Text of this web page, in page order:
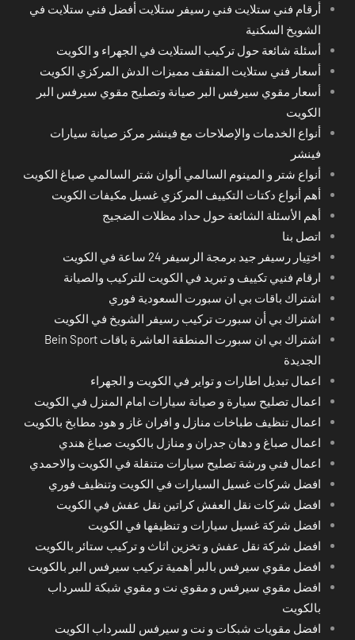
أرقام فني ستلايت فني رسيفر ستلايت أفضل فني ستلايت في
الشويخ السكنية
أسئلة شائعة حول تركيب الستلايت في الجهراء و الكويت
أسعار فني ستلايت المنقف مميزات الدش المركزي الكويت
أسعار مقوي سيرفس البر صيانة وتصليح مقوي سيرفس البر
الكويت
أنواع الخدمات والإصلاحات مع فينشر مركز صيانة سيارات
فينشر
أنواع شتر و المينوم السالمي ألوان شتر السالمي صباغ الكويت
أهم أنواع دكتات التكييف المركزي غسيل مكيفات الكويت
أهم الأسئلة الشائعة حول حداد مظلات الضجيج
اتصل بنا
اختِيار رسيفر جيد برمجة الرسيفر 24 ساعة في الكويت
ارقام فنيي تكييف و تبريد في الكويت للتركيب والصيانة
اشتراك باقات بي ان سبورت السعودية فوري
اشتراك بي أن سبورت تركيب رسيفر الشويخ في الكويت
اشتراك بي ان سبورت المنطقة العاشرة باقات Bein Sport
الجديدة
اعمال تبديل اطارات و تواير في الكويت و الجهراء
اعمال تصليح سيارة و صيانة سيارات امام المنزل في الكويت
اعمال تنظيف طباخات منازل و افران غاز و هود مطابخ بالكويت
اعمال صباغ و دهان جدران و منازل بالكويت صباغ هندي
اعمال فني ورشة تصليح سيارات متنقلة في الكويت والاحمدي
افضل شركات غسيل السيارات في الكويت وتنظيف فوري
افضل شركات نقل العفش كراتين نقل عفش في الكويت
افضل شركة غسيل سيارات و تنظيفها في الكويت
افضل شركة نقل عفش و تخزين اثاث و تركيب ستائر بالكويت
افضل مقوي سيرفس بالبر أهمية تركيب سيرفس البر بالكويت
افضل مقوي سيرفس و مقوي نت و مقوي شبكة للسرداب
بالكويت
افضل مقويات شبكات و نت و سيرفس للسرداب الكويت